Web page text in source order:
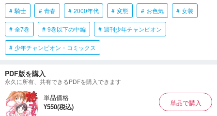
騎士 青春 2000年代 変態 お色気 女装
全7巻 9巻以下の中編 週刊少年チャンピオン
少年チャンピオン・コミックス
PDF版を購入
永久に所有、共有できるPDFを購入できます
単品価格
¥550(税込)
単品で購入